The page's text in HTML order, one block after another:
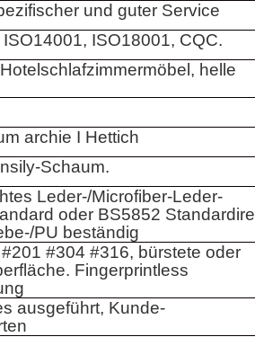
und guter Service
ISO18001, CQC.
helle
archie I Hettich
Schaum.
Leder-/Microfiber-Leder-
oder BS5852 Standardire
PU beständig
#304 #316, bürstete oder
Fingerprintless
ausgeführt, Kunde-